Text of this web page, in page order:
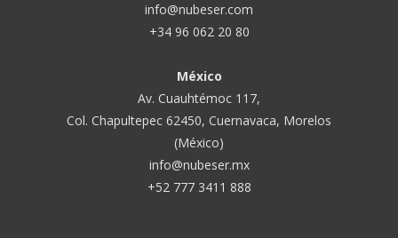
info@nubeser.com
+34 96 062 20 80
México
Av. Cuauhtémoc 117,
Col. Chapultepec 62450, Cuernavaca, Morelos
(México)
info@nubeser.mx
+52 777 3411 888